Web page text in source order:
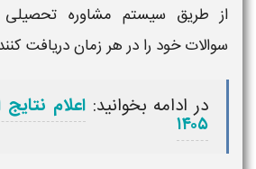
از طریق سیستم مشاوره تحصیلی
سوالات خود را در هر زمان دریافت
در ادامه بخوانید: اعلام
۱۴۰۵